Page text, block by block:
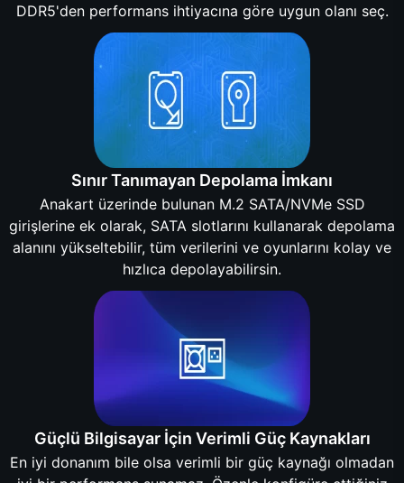
DDR5'den performans ihtiyacına göre uygun olanı seç.
Sınır Tanımayan Depolama İmkanı
Anakart üzerinde bulunan M.2 SATA/NVMe SSD
girişlerine ek olarak, SATA slotlarını kullanarak depolama
alanını yükseltebilir, tüm verilerini ve oyunlarını kolay ve
hızlıca depolayabilirsin.
Güçlü Bilgisayar İçin Verimli Güç Kaynakları
En iyi donanım bile olsa verimli bir güç kaynağı olmadan